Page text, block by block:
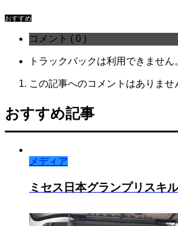
おすすめ
コメント ( 0 )
トラックバックは利用できません
この記事へのコメントはありませ
おすすめ記事
メディア
ミセス日本グランプリスキ